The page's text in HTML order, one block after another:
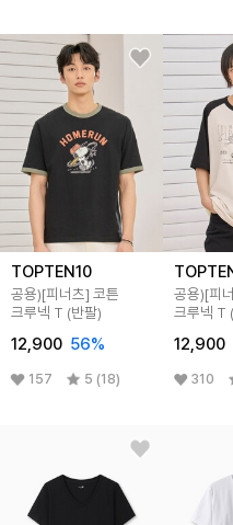
TOPTEN10
공용)[피너츠] 코튼
크루넥 T (반팔)
12,900 56%
157 5 (18)
공용)[피
크루넥 T
12,900
310